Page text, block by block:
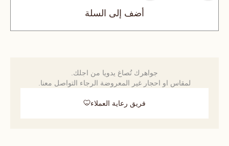
أضف إلى السلة
جواهرك تُصاغ يدويا من اجلك.
لمقاس او احجار غير المعروضة الرجاء التواصل معنا.
فريق رعاية العملاء